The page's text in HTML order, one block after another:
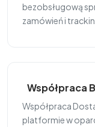
bezobsługową
zamówień i
Współpraca
Współpraca
platformie w